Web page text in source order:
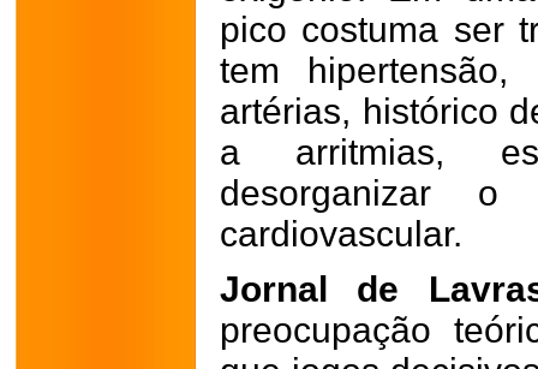
pico costuma ser
tem
artérias, histórico
a arritmias,
desorganizar o
cardiovascular.
Jornal de
preocupação